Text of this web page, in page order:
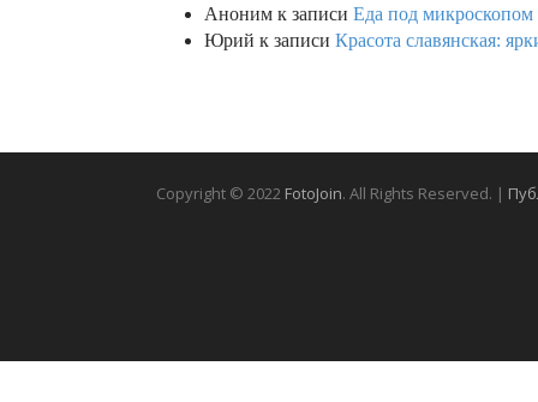
Аноним к записи Еда под микроскопом
Юрий к записи Красота славянская:
Copyright © 2022 FotoJoin. All Rights Reserved. |